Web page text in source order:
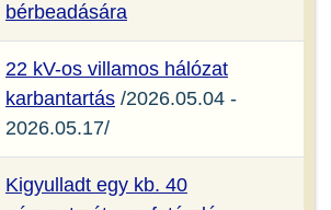
bérbeadására
22 kV-os villamos hálózat
karbantartás /2026.05.04 -
2026.05.17/
Kigyulladt egy kb. 40